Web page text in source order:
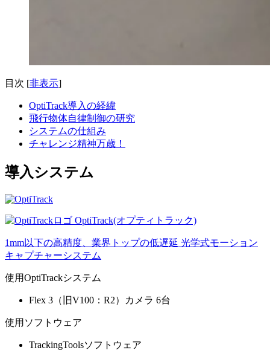
目次 [非表示]
OptiTrack導入の経緯
飛行物体自律制御の研究
システムの仕組み
チャレンジ精神万歳！
導入システム
OptiTrack(オプティトラック)
1mm以下の高精度、業界トップの低遅延 光学式モーション
キャプチャーシステム
使用OptiTrackシステム
Flex 3（旧V100：R2）カメラ 6台
使用ソフトウェア
TrackingToolsソフトウェア